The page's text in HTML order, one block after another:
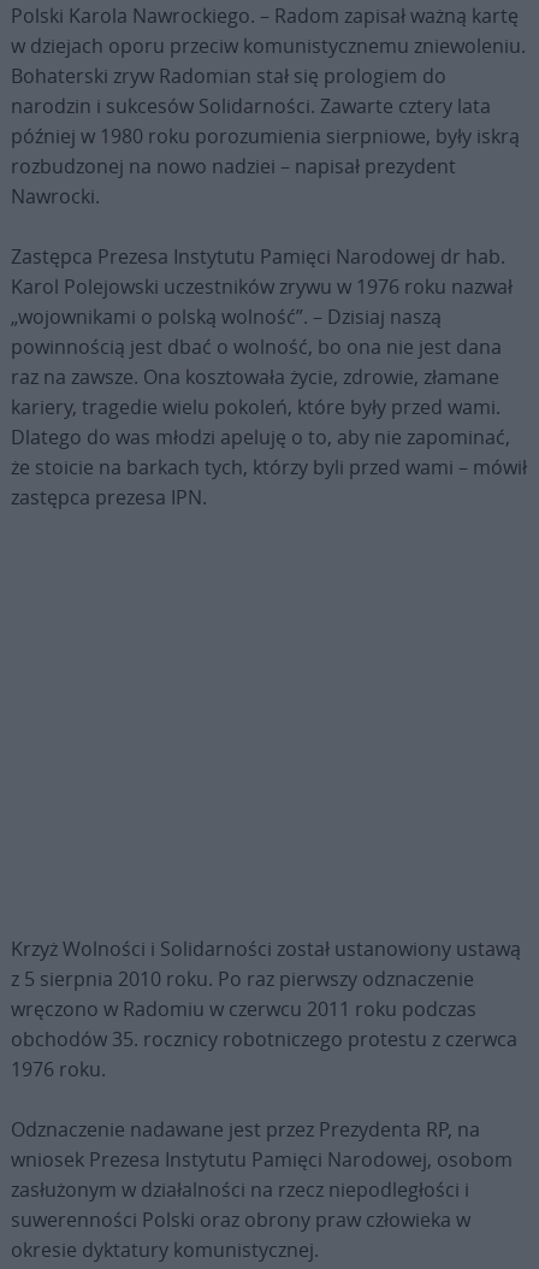
Polski Karola Nawrockiego. – Radom zapisał ważną kartę
w dziejach oporu przeciw komunistycznemu zniewoleniu.
Bohaterski zryw Radomian stał się prologiem do
narodzin i sukcesów Solidarności. Zawarte cztery lata
później w 1980 roku porozumienia sierpniowe, były iskrą
rozbudzonej na nowo nadziei – napisał prezydent
Nawrocki.
Zastępca Prezesa Instytutu Pamięci Narodowej dr hab.
Karol Polejowski uczestników zrywu w 1976 roku nazwał
„wojownikami o polską wolność”. – Dzisiaj naszą
powinnością jest dbać o wolność, bo ona nie jest dana
raz na zawsze. Ona kosztowała życie, zdrowie, złamane
kariery, tragedie wielu pokoleń, które były przed wami.
Dlatego do was młodzi apeluję o to, aby nie zapominać,
że stoicie na barkach tych, którzy byli przed wami – mówił
zastępca prezesa IPN.
Krzyż Wolności i Solidarności został ustanowiony ustawą
z 5 sierpnia 2010 roku. Po raz pierwszy odznaczenie
wręczono w Radomiu w czerwcu 2011 roku podczas
obchodów 35. rocznicy robotniczego protestu z czerwca
1976 roku.
Odznaczenie nadawane jest przez Prezydenta RP, na
wniosek Prezesa Instytutu Pamięci Narodowej, osobom
zasłużonym w działalności na rzecz niepodległości i
suwerenności Polski oraz obrony praw człowieka w
okresie dyktatury komunistycznej.